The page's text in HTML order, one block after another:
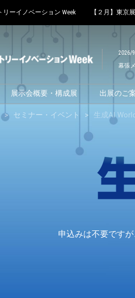
リーイノベーション Week 【２月】東京展
2026/
幕張
展示会概要・構成展
展示会概要
スマート工場 EXPO
出展のご
セミナー・イベント 生成AI
申込みは不要です